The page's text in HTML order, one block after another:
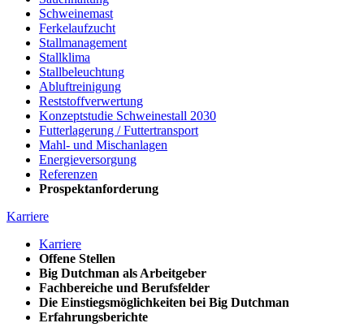
Schweinemast
Ferkelaufzucht
Stallmanagement
Stallklima
Stallbeleuchtung
Abluftreinigung
Reststoffverwertung
Konzeptstudie Schweinestall 2030
Futterlagerung / Futtertransport
Mahl- und Mischanlagen
Energieversorgung
Referenzen
Prospektanforderung
Karriere
Karriere
Offene Stellen
Big Dutchman als Arbeitgeber
Fachbereiche und Berufsfelder
Die Einstiegsmöglichkeiten bei Big Dutchman
Erfahrungsberichte